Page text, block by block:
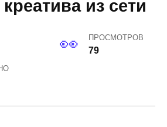
из сети
ПРОСМОТРОВ
79